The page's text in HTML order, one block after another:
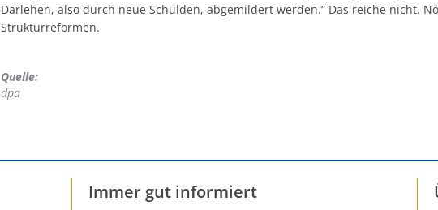
Darlehen, also durch neue Schulden, abgemildert werden.“ Das reiche nicht.
Strukturreformen.
Quelle:
dpa
Immer gut informiert